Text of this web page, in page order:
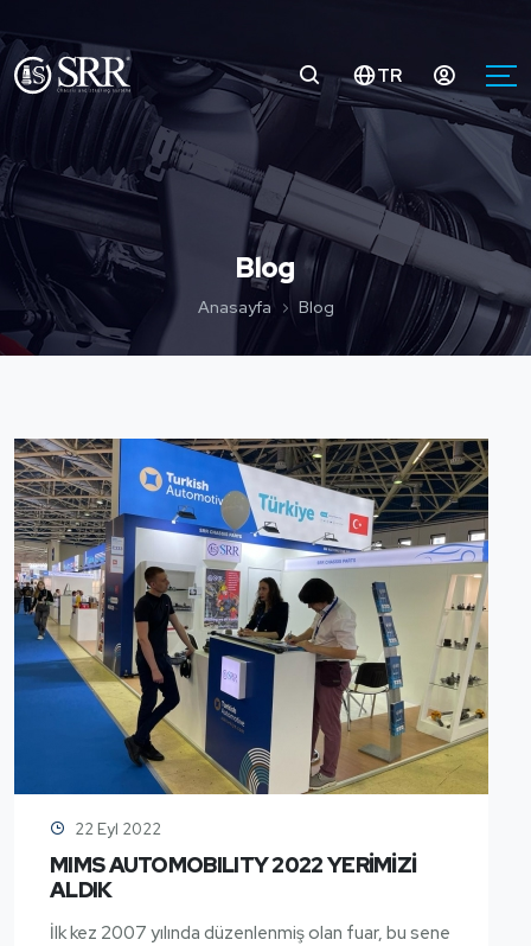
TR
Blog
Anasayfa Blog
22 Eyl 2022
MIMS AUTOMOBILITY 2022 YERİMİZİ
ALDIK
İlk kez 2007 yılında düzenlenmiş olan fuar, bu sene